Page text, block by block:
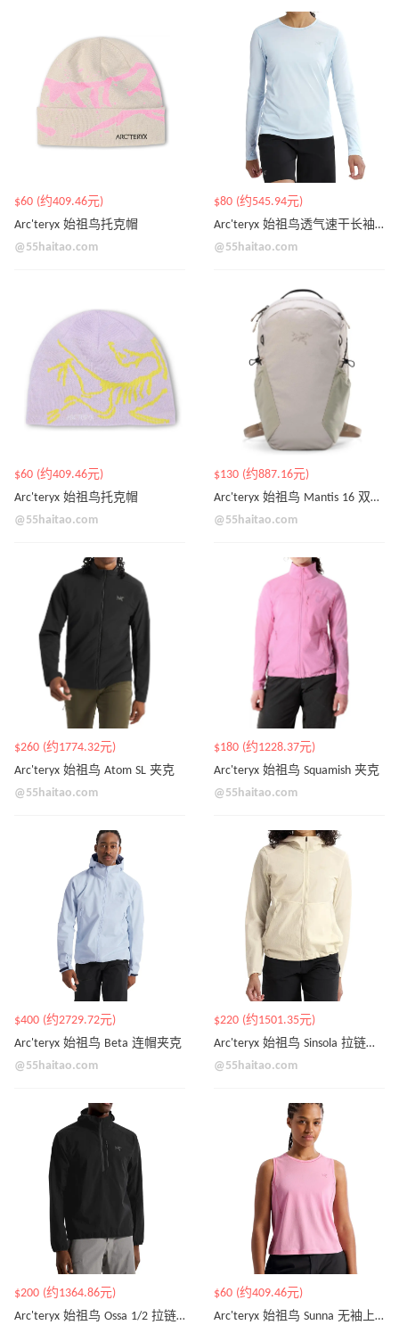
$60 (约409.46元)
Arc'teryx 始祖鸟托克帽
@55haitao.com
$80 (约545.94元)
Arc'teryx 始祖鸟透气速干长袖T恤
@55haitao.com
$60 (约409.46元)
Arc'teryx 始祖鸟托克帽
@55haitao.com
$130 (约887.16元)
Arc'teryx 始祖鸟 Mantis 16 双肩包
@55haitao.com
$260 (约1774.32元)
Arc'teryx 始祖鸟 Atom SL 夹克
@55haitao.com
$180 (约1228.37元)
Arc'teryx 始祖鸟 Squamish 夹克
@55haitao.com
$400 (约2729.72元)
Arc'teryx 始祖鸟 Beta 连帽夹克
@55haitao.com
$220 (约1501.35元)
Arc'teryx 始祖鸟 Sinsola 拉链连帽外套
@55haitao.com
$200 (约1364.86元)
Arc'teryx 始祖鸟 Ossa 1/2 拉链上衣
$60 (约409.46元)
Arc'teryx 始祖鸟 Sunna 无袖上衣